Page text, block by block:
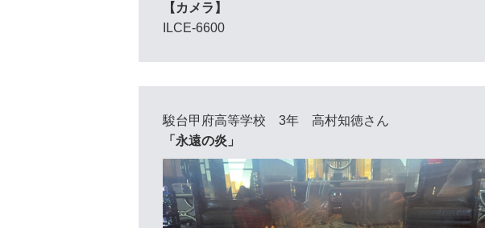
【カメラ】
ILCE-6600
駿台甲府高等学校 3年 高村知徳さん
「永遠の炎」